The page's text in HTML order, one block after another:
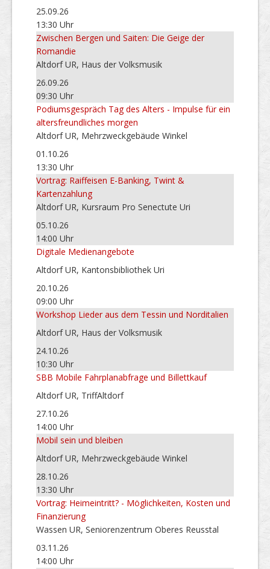
25.09.26
13:30 Uhr
Zwischen Bergen und Saiten: Die Geige der
Romandie
Altdorf UR, Haus der Volksmusik
26.09.26
09:30 Uhr
Podiumsgespräch Tag des Alters - Impulse für ein
altersfreundliches morgen
Altdorf UR, Mehrzweckgebäude Winkel
01.10.26
13:30 Uhr
Vortrag: Raiffeisen E-Banking, Twint &
Kartenzahlung
Altdorf UR, Kursraum Pro Senectute Uri
05.10.26
14:00 Uhr
Digitale Medienangebote
Altdorf UR, Kantonsbibliothek Uri
20.10.26
09:00 Uhr
Workshop Lieder aus dem Tessin und Norditalien
Altdorf UR, Haus der Volksmusik
24.10.26
10:30 Uhr
SBB Mobile Fahrplanabfrage und Billettkauf
Altdorf UR, TriffAltdorf
27.10.26
14:00 Uhr
Mobil sein und bleiben
Altdorf UR, Mehrzweckgebäude Winkel
28.10.26
13:30 Uhr
Vortrag: Heimeintritt? - Möglichkeiten, Kosten und
Finanzierung
Wassen UR, Seniorenzentrum Oberes Reusstal
03.11.26
14:00 Uhr